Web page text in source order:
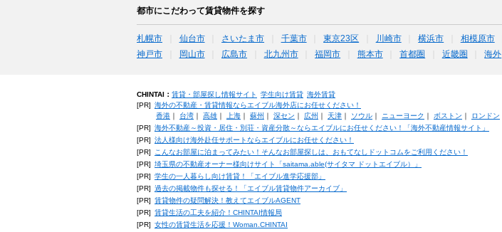
都市にこだわって賃貸物件を探す
札幌市 仙台市 さいたま市 千葉市 東京23区 川崎市 横浜市 相模原市
神戸市
岡山市 広島市 北九州市 福岡市 熊本市 首都圏 近畿圏 海外
CHINTAI： 賃貸・部屋探し情報サイト 学生向け賃貸 海外賃貸
[PR] 海外の不動産・賃貸情報ならエイブル海外店にお任せください！
香港｜ 台湾｜ 高雄｜ 上海｜ 蘇州 深セン 広州 天津｜ ソウル｜ ニューヨーク ボストン ロンドン
[PR] 海外不動産～投資・居住・別荘・資産分散～ならエイブルにお任せください！「海外不動産情報サイト」
[PR] 法人様向け海外赴任サポートならエイブルにお任せください！
[PR]
こんなお部屋に泊まってみたい！そんなお部屋探しは、おもてなしドットコムをご利用ください！
[PR] 埼玉県の不動産オーナー様向けサイト「saitama.able(サイタマ ドットエイブル）」
[PR] 学生の一人暮らし向け賃貸！「エイブル進学応援部」
[PR] 過去の掲載物件も探せる！「エイブル賃貸物件アーカイブ」
[PR] 賃貸物件の疑問解決！教えてエイブルAGENT
[PR] 賃貸生活の工夫を紹介！CHINTAI情報局
[PR] 女性の賃貸生活を応援！Woman.CHINTAI